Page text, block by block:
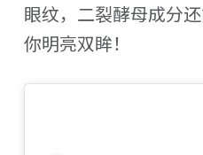
眼纹，二裂酵母成分
你明亮双眸！